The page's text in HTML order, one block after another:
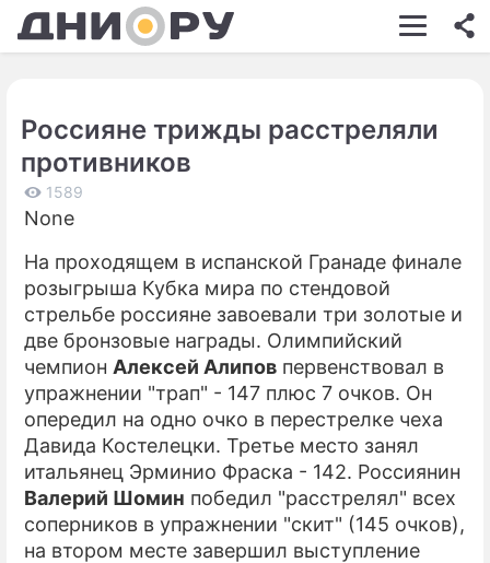
ШОУ-БИЗНЕС
КИНО
ЭКОНОМИКА
ПРОИСШЕСТВИЯ
СТИЛЬ ЖИЗНИ
СЕРИАЛЫ
ПРЕСС-РЕЛИЗЫ
Россияне трижды расстреляли
противников
1589
None
На проходящем в испанской Гранаде финале
розыгрыша Кубка мира по стендовой
стрельбе россияне завоевали три золотые и
две бронзовые награды. Олимпийский
чемпион Алексей Алипов первенствовал в
упражнении "трап" - 147 плюс 7 очков. Он
опередил на одно очко в перестрелке чеха
Давида Костелецки. Третье место занял
итальянец Эрминио Фраска - 142. Россиянин
Валерий Шомин победил "расстрелял" всех
соперников в упражнении "скит" (145 очков),
на втором месте завершил выступление